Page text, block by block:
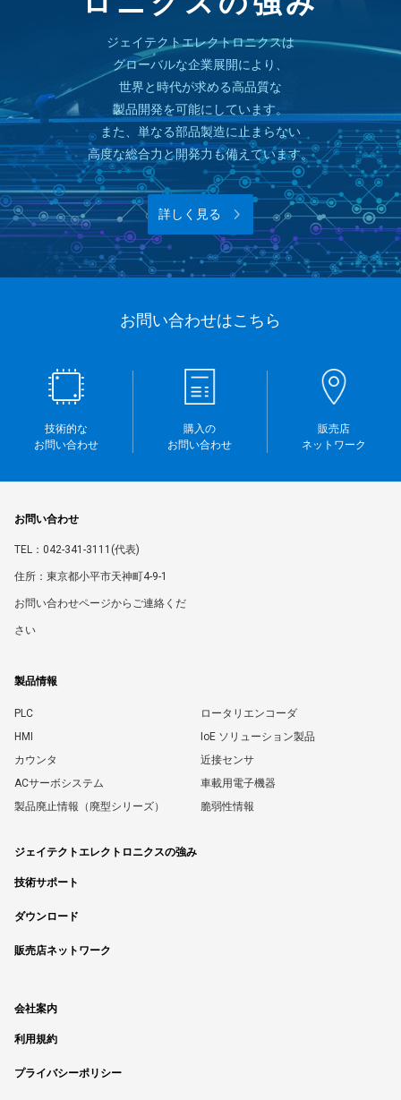
ジェイテクトエレクトロニクスは
グローバルな企業展開により、
世界と時代が求める高品質な
製品開発を可能にしています。
また、単なる部品製造に止まらない
高度な総合力と開発力も備えています。
詳しく見る
お問い合わせはこちら
技術的な
お問い合わせ
購入の
お問い合わせ
販売店
ネットワーク
お問い合わせ
TEL：042-341-3111(代表)
住所：東京都小平市天神町4-9-1
お問い合わせページからご連絡くだ
さい
製品情報
PLC
ロータリエンコーダ
HMI
IoE ソリューション製品
カウンタ
近接センサ
ACサーボシステム
車載用電子機器
製品廃止情報（廃型シリーズ）
脆弱性情報
ジェイテクトエレクトロニクスの強み
技術サポート
ダウンロード
販売店ネットワーク
会社案内
利用規約
プライバシーポリシー